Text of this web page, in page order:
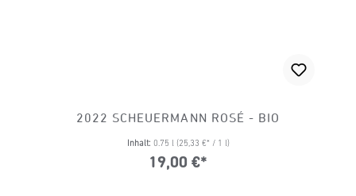
2022 SCHEUERMANN ROSÉ - BIO
Inhalt: 0.75 l (25,33 €* / 1 l)
19,00 €*